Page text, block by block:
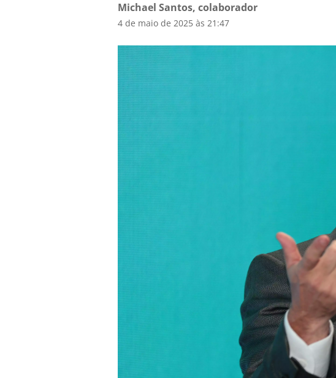
Michael Santos, colaborador
4 de maio de 2025 às 21:47